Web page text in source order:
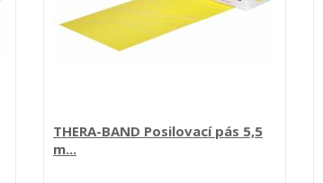
THERA-BAND Posilovací pás 5,5
m...